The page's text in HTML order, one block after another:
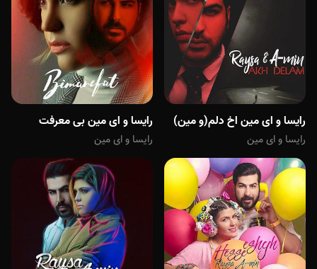
رایسا و ای مین اخ دلم(و مین)
رایسا و ای مین
رایسا و ای مین بی معرفت
رایسا و ای مین